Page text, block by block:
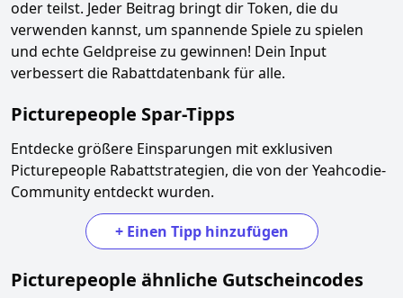
oder teilst. Jeder Beitrag bringt dir Token, die du
verwenden kannst, um spannende Spiele zu spielen
und echte Geldpreise zu gewinnen! Dein Input
verbessert die Rabattdatenbank für alle.
Picturepeople Spar-Tipps
Entdecke größere Einsparungen mit exklusiven
Picturepeople Rabattstrategien, die von der Yeahcodie-
Community entdeckt wurden.
+ Einen Tipp hinzufügen
Picturepeople ähnliche Gutscheincodes